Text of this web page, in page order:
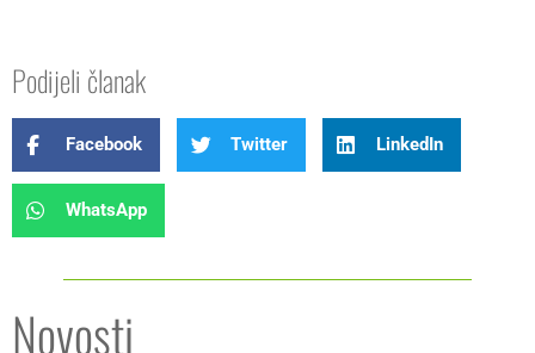
Podijeli članak
Facebook Twitter LinkedIn
WhatsApp
Novosti